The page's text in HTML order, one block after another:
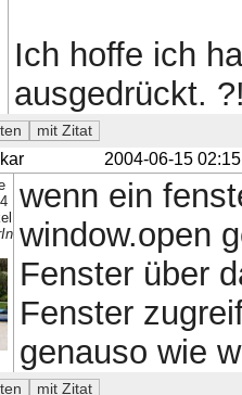
Ich hoffe ich
ausgedrückt.
2004-06-15 02:15
wenn ein
window.open
Fenster über
Fenster
genauso wie